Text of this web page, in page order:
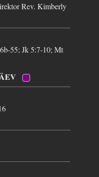
Rev. Kimberly
55; Jk 5:7-10; Mt